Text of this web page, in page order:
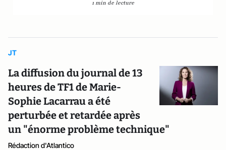
1 min de lecture
JT
La diffusion du journal de 13
heures de TF1 de Marie-
Sophie Lacarrau a été
perturbée et retardée après
un "énorme problème technique"
Rédaction d'Atlantico